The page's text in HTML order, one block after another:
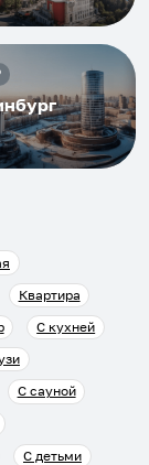
Квартира
С кухней
С сауной
С детьми